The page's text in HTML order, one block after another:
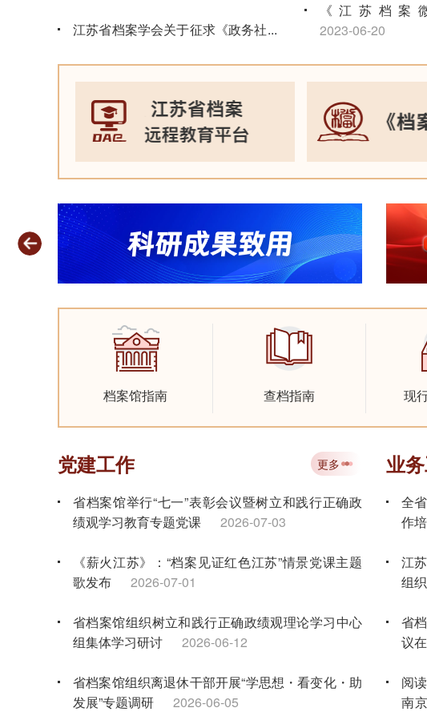
江苏省档案学会关于征求《政务社交
通知
2026-06-15
...
江苏省档案馆关于征集“苏超”档案资
料的公告
2026-06-09
档案开放公告 2026-06-05
关于做好2026年度档案专业职称评
审工作的通知
2026-05-09
《江苏档案
2023-06-20
省馆两本书获得
2023-01-20
档案馆指南 查档指南 现
党建工作 更多
省档案馆举行“七一”表彰会议暨树立和践行正确政
绩观学习教育专题党课
2026-07-03
《薪火江苏》：“档案见证红色江苏”情景党课主题
歌发布
2026-07-01
省档案馆组织树立和践行正确政绩观理论学习中心
组集体学习研讨
2026-06-12
省档案馆组织离退休干部开展“学思想・看变化・助
发展”专题调研
2026-06-05
业
全
作
江
组织
省
议
阅
南